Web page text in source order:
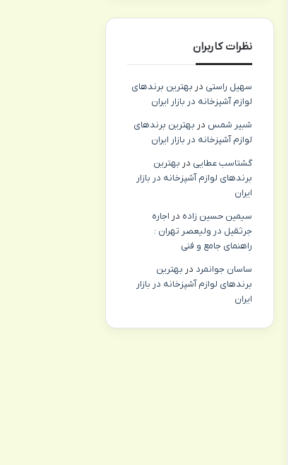
نظرات کاربران
سهیل راستی در بهترین برندهای
لوازم آشپزخانه در بازار ایران
شبیر شمس در بهترین برندهای
لوازم آشپزخانه در بازار ایران
گشتاسب عطایی در بهترین
برندهای لوازم آشپزخانه در بازار
ایران
سیمین حسین زاده در اجاره
جرثقیل در ولیعصر تهران :
راهنمای جامع و فنی
ساسان جوانمرد در بهترین
برندهای لوازم آشپزخانه در بازار
ایران